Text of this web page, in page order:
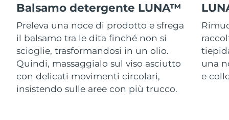
Balsamo detergente LUNA™
Preleva una noce di prodotto e sfrega
il balsamo tra le dita finché non si
scioglie, trasformandosi in un olio.
Quindi, massaggialo sul viso asciutto
con delicati movimenti circolari,
insistendo sulle aree con più trucco.
una
e